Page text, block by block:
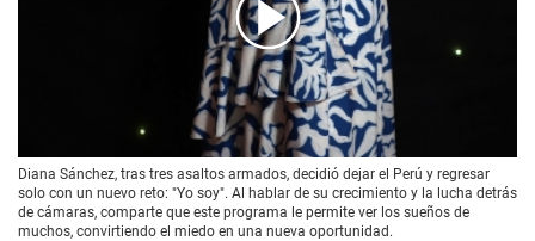
00:00/
Diana Sánchez, tras tres asaltos armados, decidió dejar el Perú y regresar
solo con un nuevo reto: "Yo soy". Al hablar de su crecimiento y la lucha detrás
de cámaras, comparte que este programa le permite ver los sueños de
muchos, convirtiendo el miedo en una nueva oportunidad.